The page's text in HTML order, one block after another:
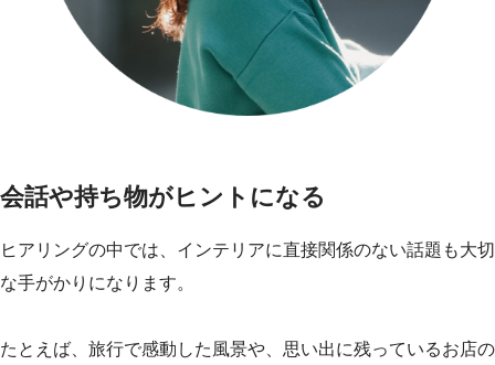
会話や持ち物がヒントになる
ヒアリングの中では、インテリアに直接関係のない話題も大切
な手がかりになります。
たとえば、旅行で感動した風景や、思い出に残っているお店の